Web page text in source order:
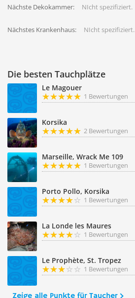
Nächste Dekokammer: NIcht spezifiziert.
Nächstes Krankenhaus: NIcht spezifiziert.
Die besten Tauchplätze
Le Magouer
1 Bewertungen
Korsika
2 Bewertungen
Marseille, Wrack Me 109
1 Bewertungen
Porto Pollo, Korsika
1 Bewertungen
La Londe les Maures
1 Bewertungen
Le Prophète, St. Tropez
1 Bewertungen
Zeige alle Punkte für Taucher